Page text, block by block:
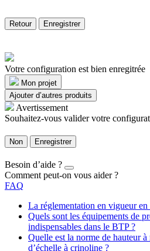
Retour Enregistrer
Votre configuration est bien enregitrée
Mon projet
Ajouter d’autres produits
Avertissement
Souhaitez-vous valider votre
Non Enregistrer
Besoin d’aide ?
Comment peut-on vous aider ?
FAQ
La réglementation en vigueur
Quels sont les équipements de
indispensables dans le BTP ?
Quelle est la norme de hauteur à
d’échelle à crinoline ?